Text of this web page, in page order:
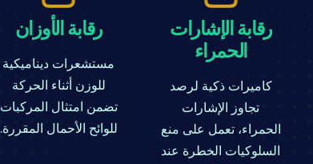
رقابة الإشارات
الحمراء
كاميرات ذكية لرصد
تجاوز الإشارات
الحمراء، تعمل على منع
السلوكيات الخطرة عند
رقابة الأوزان
مستشعرات ديناميكية
للوزن أثناء الحركة
تضمن امتثال المركبات
للوائح الأحمال المقررة.